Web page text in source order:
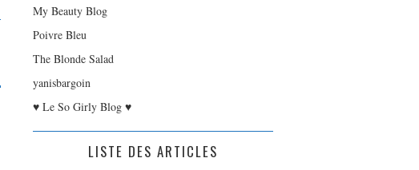
My Beauty Blog
Poivre Bleu
The Blonde Salad
yanisbargoin
♥ Le So Girly Blog ♥
LISTE DES ARTICLES